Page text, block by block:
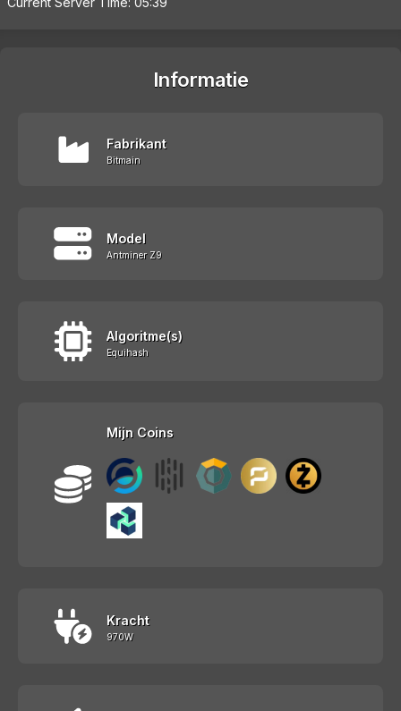
Informatie
Fabrikant
Bitmain
Model
Antminer Z9
Algoritme(s)
Equihash
Mijn Coins
Kracht
970W